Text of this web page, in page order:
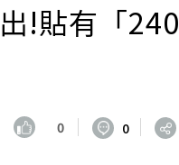
!貼有「240
0 0